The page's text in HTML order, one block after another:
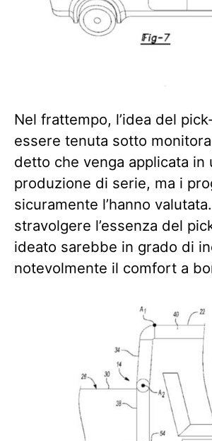
Nel frattempo, l’idea del
essere tenuta sotto
detto che venga applicata in
produzione di serie, ma i
sicuramente l’hanno
stravolgere l’essenza del
ideato sarebbe in grado di
notevolmente il comfort a